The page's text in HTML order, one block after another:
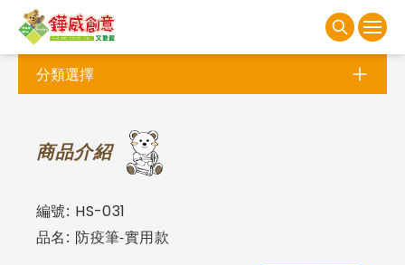
分類選擇
商品介紹
編號: HS-031
品名: 防疫筆-實用款